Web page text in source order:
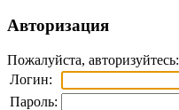
Авторизация
Пожалуйста, авторизуйтесь:
Логин:
Пароль: